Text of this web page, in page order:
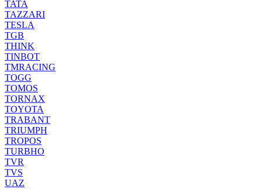
TATA
TAZZARI
TESLA
TGB
THINK
TINBOT
TMRACING
TOGG
TOMOS
TORNAX
TOYOTA
TRABANT
TRIUMPH
TROPOS
TURBHO
TVR
TVS
UAZ